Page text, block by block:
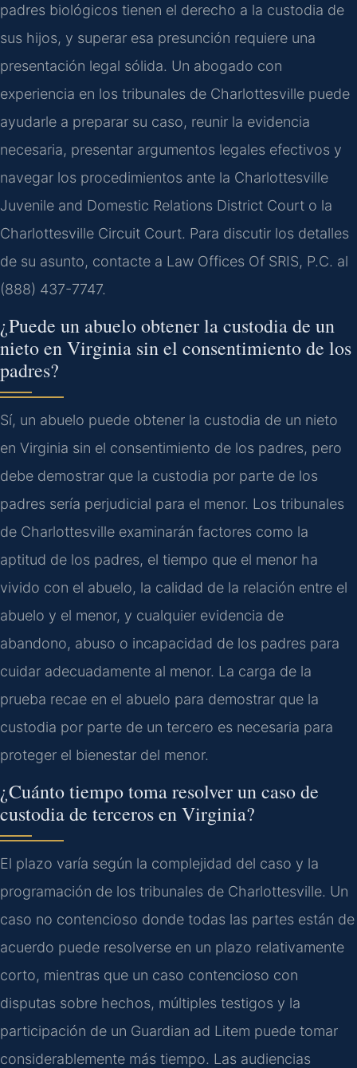
padres biológicos tienen el derecho a la custodia de
sus hijos, y superar esa presunción requiere una
presentación legal sólida. Un abogado con
experiencia en los tribunales de Charlottesville puede
ayudarle a preparar su caso, reunir la evidencia
necesaria, presentar argumentos legales efectivos y
navegar los procedimientos ante la Charlottesville
Juvenile and Domestic Relations District Court o la
Charlottesville Circuit Court. Para discutir los detalles
de su asunto, contacte a Law Offices Of SRIS, P.C. al
(888) 437-7747.
¿Puede un abuelo obtener la custodia de un
nieto en Virginia sin el consentimiento de los
padres?
Sí, un abuelo puede obtener la custodia de un nieto
en Virginia sin el consentimiento de los padres, pero
debe demostrar que la custodia por parte de los
padres sería perjudicial para el menor. Los tribunales
de Charlottesville examinarán factores como la
aptitud de los padres, el tiempo que el menor ha
vivido con el abuelo, la calidad de la relación entre el
abuelo y el menor, y cualquier evidencia de
abandono, abuso o incapacidad de los padres para
cuidar adecuadamente al menor. La carga de la
prueba recae en el abuelo para demostrar que la
custodia por parte de un tercero es necesaria para
proteger el bienestar del menor.
¿Cuánto tiempo toma resolver un caso de
custodia de terceros en Virginia?
El plazo varía según la complejidad del caso y la
programación de los tribunales de Charlottesville. Un
caso no contencioso donde todas las partes están de
acuerdo puede resolverse en un plazo relativamente
corto, mientras que un caso contencioso con
disputas sobre hechos, múltiples testigos y la
participación de un Guardian ad Litem puede tomar
considerablemente más tiempo. Las audiencias